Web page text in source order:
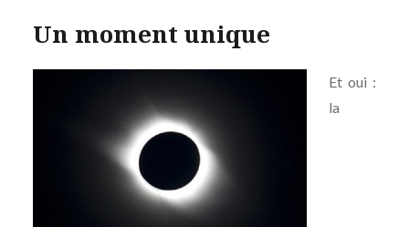
Un moment unique
Et oui :
la